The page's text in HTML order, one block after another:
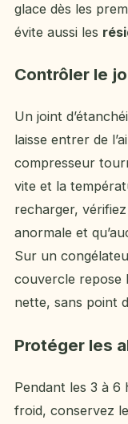
glace dès les
évite aussi les
Contrôler le
Un joint
laisse entrer de
compresseur
vite et la
recharger,
anormale et
Sur un
couvercle repose
nette, sans point
Protéger les
Pendant les 3 à 6
froid, conservez